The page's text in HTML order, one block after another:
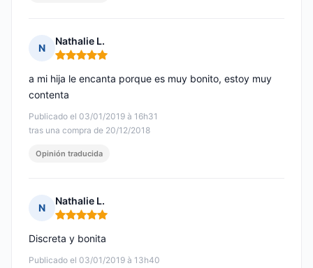
N
Nathalie L.
Nota: 5 de 5
Publicado el 03/01/2019 à 16h31
tras una compra de 20/12/2018
a mi hija le encanta porque es muy bonito, estoy muy
contenta
Opinión traducida
N
Nathalie L.
Nota: 5 de 5
Publicado el 03/01/2019 à 13h40
Discreta y bonita